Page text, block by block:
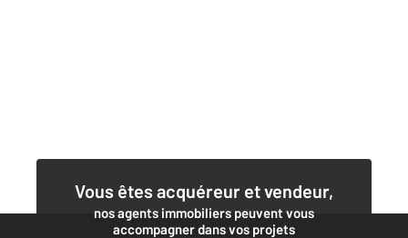
Vous êtes acquéreur et vendeur,
nos agents immobiliers peuvent vous
accompagner dans vos projets